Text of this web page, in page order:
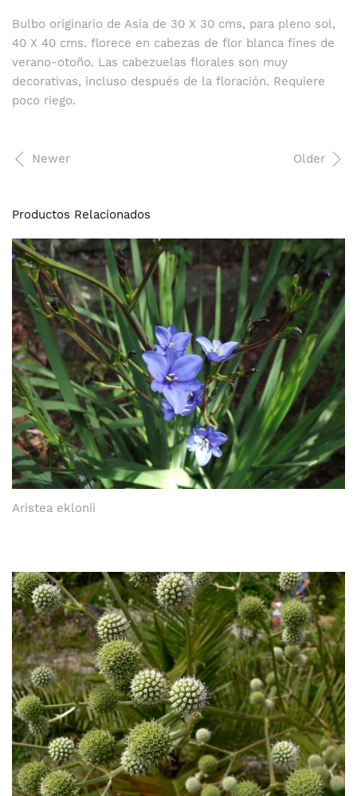
Bulbo originario de Asia de 30 X 30 cms, para pleno sol,
40 X 40 cms. florece en cabezas de flor blanca fines de
verano-otoño. Las cabezuelas florales son muy
decorativas, incluso después de la floración. Requiere
poco riego.
Older
Newer
Productos Relacionados
Aristea eklonii